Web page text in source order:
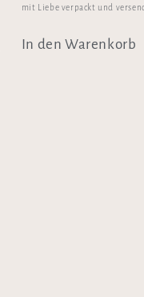
mit Liebe verpackt und
In den Warenkorb